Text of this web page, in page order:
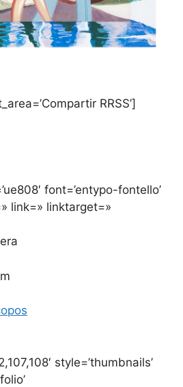
RRSS’]
font=’entypo-fontello’
link=» linktarget=»
style=’thumbnails’